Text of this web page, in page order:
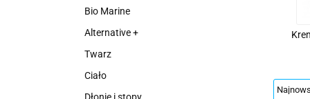
Bio Marine
Alternative +
Twarz
Ciało